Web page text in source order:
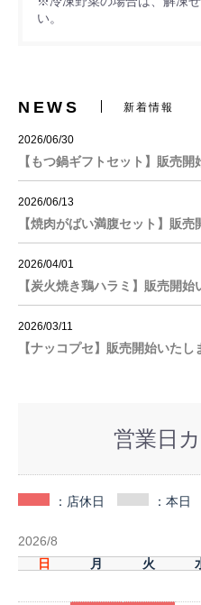
い。
NEWS 新着情報
2026/06/30
【もつ鍋ギフトセット】販売開
2026/06/13
【焼肉がばい満腹セット】販売
2026/04/01
【炭火焼き鶏ハラミ】販売開始
2026/03/11
【ナッコプセ】販売開始いたし
営業日
：店休日 ：本日
2026/8
日
月 火